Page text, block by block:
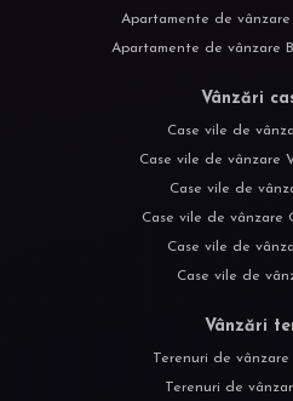
Apartamente de vânzare
Apartamente de vânzare
Vânzări
Case vile de
Case vile de vânzare
Case vile de
Case vile de vânzare
Case vile de
Case vile de
Vânzări
Terenuri de vânzare
Terenuri de